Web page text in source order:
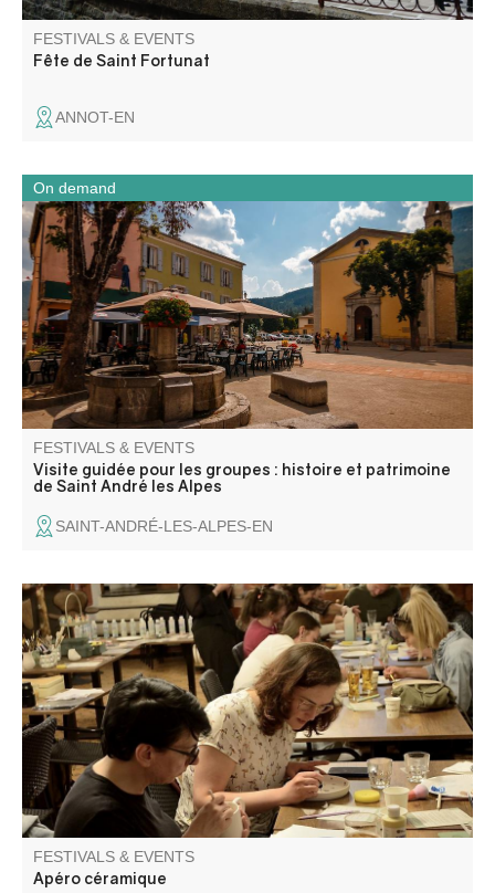
FESTIVALS & EVENTS
Fête de Saint Fortunat
ANNOT-EN
Through the old town center, canals and former industrial
sites, this guided tour traces the evolution of Saint-André-
les-Alpes, a crossroads village shaped by water, trade
and human activity, from the Middle Ages to the present
day.
FESTIVALS & EVENTS
Visite guidée pour les groupes : histoire et patrimoine
de Saint André les Alpes
On demand
SAINT-ANDRÉ-LES-ALPES-EN
Apéro céramique au bar Les Callunes, décorez votre
pièces dans une ambiance musicale ! Matériel fourni. Bar
& tapas sur place (non inclus). À récupérer après cuisson
dès le 15/08.
FESTIVALS & EVENTS
Apéro céramique